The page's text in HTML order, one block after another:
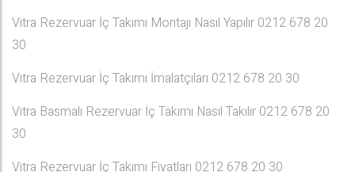
Vitra Rezervuar İç Takımı Montajı Nasıl Yapılır 0212 678 20
30
Vitra Rezervuar İç Takımı İmalatçıları 0212 678 20 30
Vitra Basmalı Rezervuar İç Takımı Nasıl Takılır 0212 678 20
30
Vitra Rezervuar İç Takımı Fiyatları 0212 678 20 30